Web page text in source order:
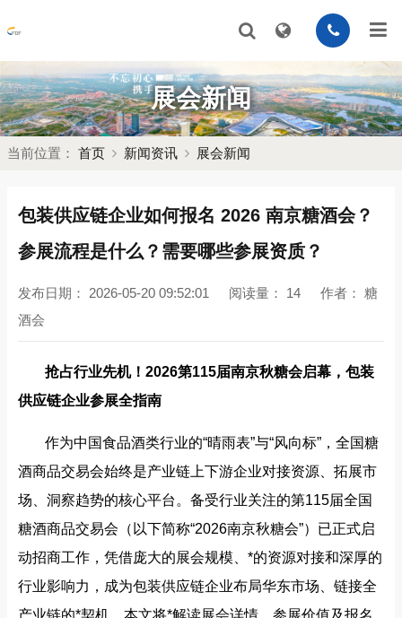
展会新闻
当前位置： 首页 新闻资讯 展会新闻
包装供应链企业如何报名 2026 南京糖酒会？
参展流程是什么？需要哪些参展资质？
发布日期： 2026-05-20 09:52:01 阅读量： 14 作者： 糖
酒会
抢占行业先机！2026第115届南京秋糖会启幕，包装
供应链企业参展全指南
作为中国食品酒类行业的“晴雨表”与“风向标”，全国糖
酒商品交易会始终是产业链上下游企业对接资源、拓展市
场、洞察趋势的核心平台。备受行业关注的第115届全国
糖酒商品交易会（以下简称“2026南京秋糖会”）已正式启
动招商工作，凭借庞大的展会规模、*的资源对接和深厚的
行业影响力，成为包装供应链企业布局华东市场、链接全
产业链的*契机。本文将*解读展会详情、参展价值及报名